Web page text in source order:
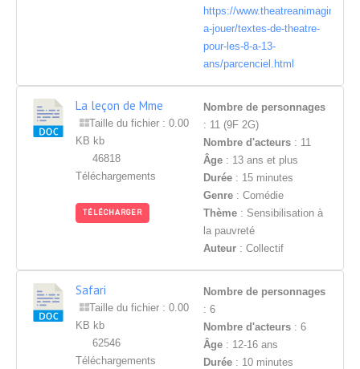
https://
a-jouer/textes-de-theatre-
pour-les-8-a-13-
ans/parcenciel.html
La leçon de Mme
Chocotoffva
Taille du fichier : 0.00
KB kb
46818
Téléchargements
TÉLÉCHARGER
Nombre de personnages
: 11 (9F 2G)
Nombre d'acteurs : 11
Âge : 13 ans et plus
Durée : 15 minutes
Genre : Comédie
Thème : Sensibilisation à
la pauvreté
Auteur : Collectif
Safari
Taille du fichier : 0.00
KB kb
62546
Téléchargements
Nombre de personnages
: 6
Nombre d'acteurs : 6
Âge : 12-16 ans
Durée : 10 minutes